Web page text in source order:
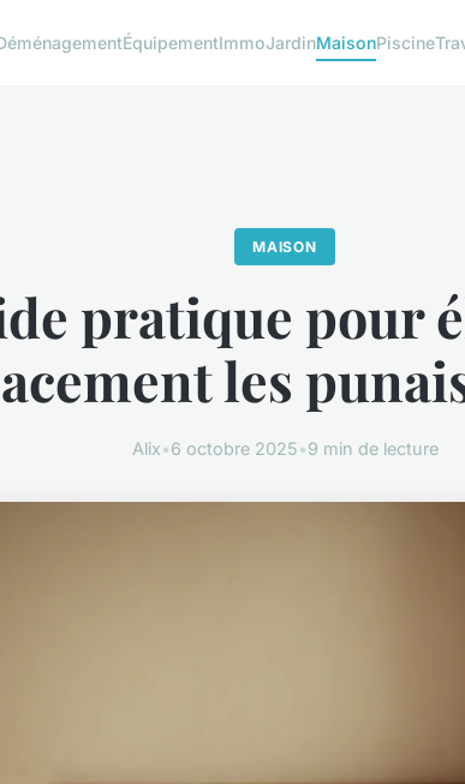
ÉquipementImmoJardinMaisonPiscine
MAISON
pratique pour
les
Alix•6 octobre 2025•9 min de lecture